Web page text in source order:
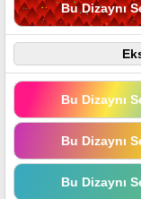
Bu Dizaynı
Bu Dizaynı
Bu Dizaynı
Bu Dizaynı